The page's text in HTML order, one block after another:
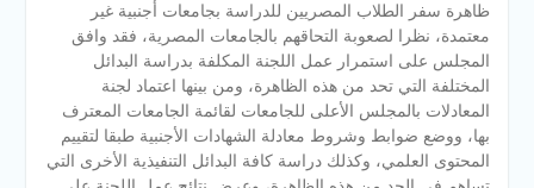
ظاهرة سفر الطلاب المصريين للدراسة بجامعات أجنبية غير
معتمدة، نظرا لصعوبة التحاقهم بالجامعات المصرية، فقد وافق
المجلس على استمرار عمل اللجنة المكلفة بدراسة البدائل
المختلفة التي تحد من هذه الظاهرة، ومن بينها اعتماد لجنة
المعادلات بالمجلس الأعلى للجامعات لقائمة الجامعات المعترف
بها، ووضع ضوابط وشروط معادلة الشهادات الأجنبية طبقا لتقييم
المحتوى العلمي، وكذلك دراسة كافة البدائل التنفيذية الأخرى التي